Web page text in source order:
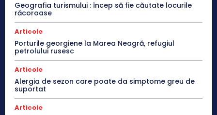
Geografia turismului : încep să fie căutate locurile
răcoroase
Articole
Porturile georgiene la Marea Neagră, refugiul
petrolului rusesc
Articole
Alergia de sezon care poate da simptome greu de
suportat
Articole